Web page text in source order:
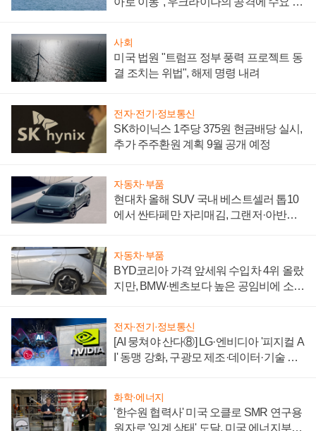
사회
미국 법원 "트럼프 정부 풍력 프로젝트 동
결 조치는 위법", 해제 명령 내려
전자·전기·정보통신
SK하이닉스 1주당 375원 현금배당 실시,
추가 주주환원 계획 9월 공개 예정
자동차·부품
현대차 올해 SUV 국내 베스트셀러 톱10
에서 싼타페만 자리매김, 그랜저·아반떼
자동차·부품
BYD코리아 가격 앞세워 수입차 4위 올랐
지만, BMW·벤츠보다 높은 공임비에 소비
전자·전기·정보통신
[AI 뭉쳐야 산다⑧] LG·엔비디아 '피지컬 A
I' 동맹 강화, 구광모 제조·데이터·기술 결
화학·에너지
'한수원 협력사' 미국 오클로 SMR 연구용
원자로 '임계 상태' 도달, 미국 에너지부